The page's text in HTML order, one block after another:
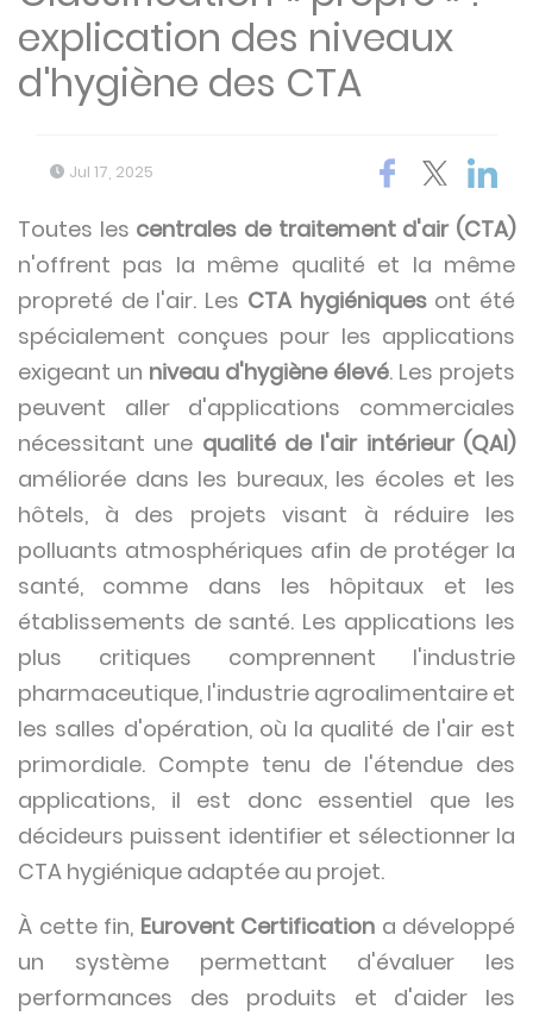
explication des niveaux
d'hygiène des CTA
Jul 17, 2025
Toutes les centrales de traitement d'air (CTA)
n'offrent pas la même qualité et la même
propreté de l'air. Les CTA hygiéniquesont été
spécialement conçues pour les applications
exigeant un niveau d'hygiène élevé. Les projets
peuvent aller d'applications commerciales
nécessitant une qualité de l'air intérieur (QAI)
améliorée dans les bureaux, les écoles et les
hôtels, à des projets visant à réduire les
polluants atmosphériques afin de protéger la
santé, comme dans les hôpitaux et les
établissements de santé. Les applications les
plus critiques comprennent l'industrie
pharmaceutique, l'industrie agroalimentaire et
les salles d'opération, où la qualité de l'air est
primordiale. Compte tenu de l'étendue des
applications, il est donc essentiel que les
décideurs puissent identifier et sélectionner la
CTA hygiénique adaptée au projet.
À cette fin, Eurovent Certification a développé
un système permettant d'évaluer les
performances des produits et d'aider les